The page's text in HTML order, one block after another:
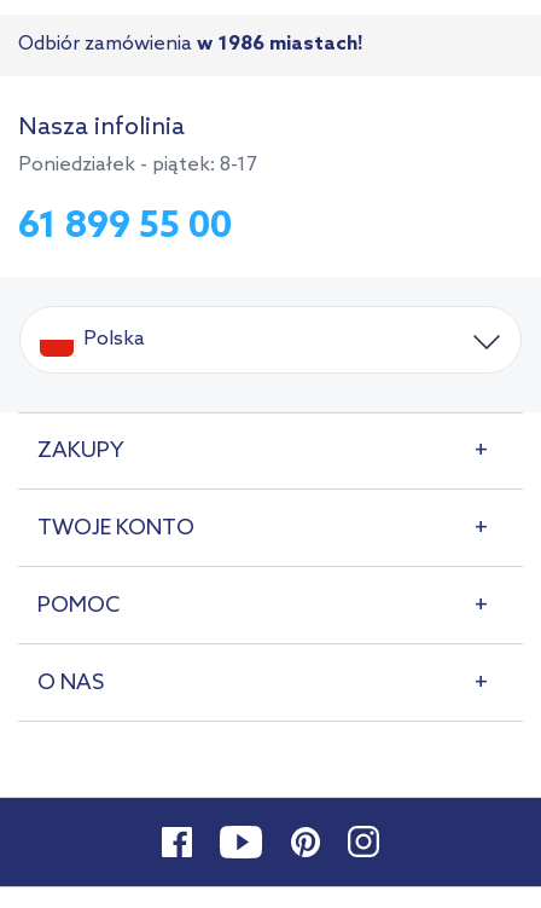
Odbiór zamówienia w 1986 miastach!
Nasza infolinia
Poniedziałek - piątek: 8-17
61 899 55 00
Polska
ZAKUPY
TWOJE KONTO
POMOC
O NAS